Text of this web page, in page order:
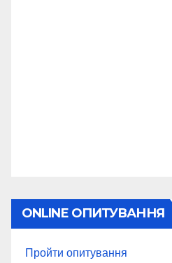
ONLINE ОПИТУВАННЯ
Пройти опитування